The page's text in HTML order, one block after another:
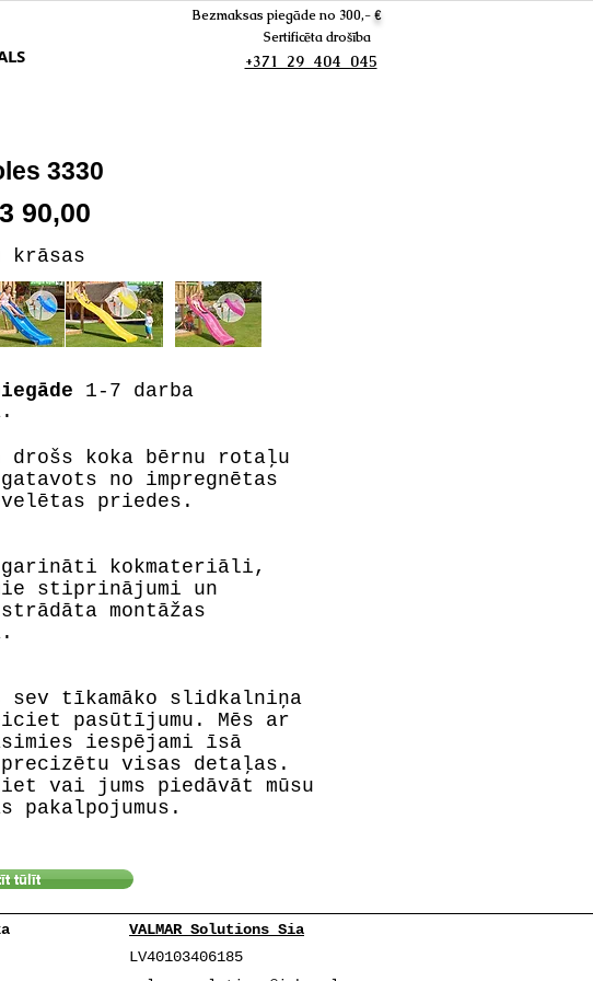
Bezmaksas piegāde no 300,- €
Sertificēta drošība
+371 29 404 045
3330
90,00
krāsas
1-7 darba
koka bērnu rotaļu
no impregnētas
priedes.
garināti kokmateriāli,
stiprinājumi un
montāžas
tīkamāko slidkalniņa
pasūtījumu. Mēs ar
iespējami īsā
visas detaļas.
vai jums piedāvāt mūsu
pakalpojumus.
tūlīt
VALMAR Solutions Sia
LV40103406185